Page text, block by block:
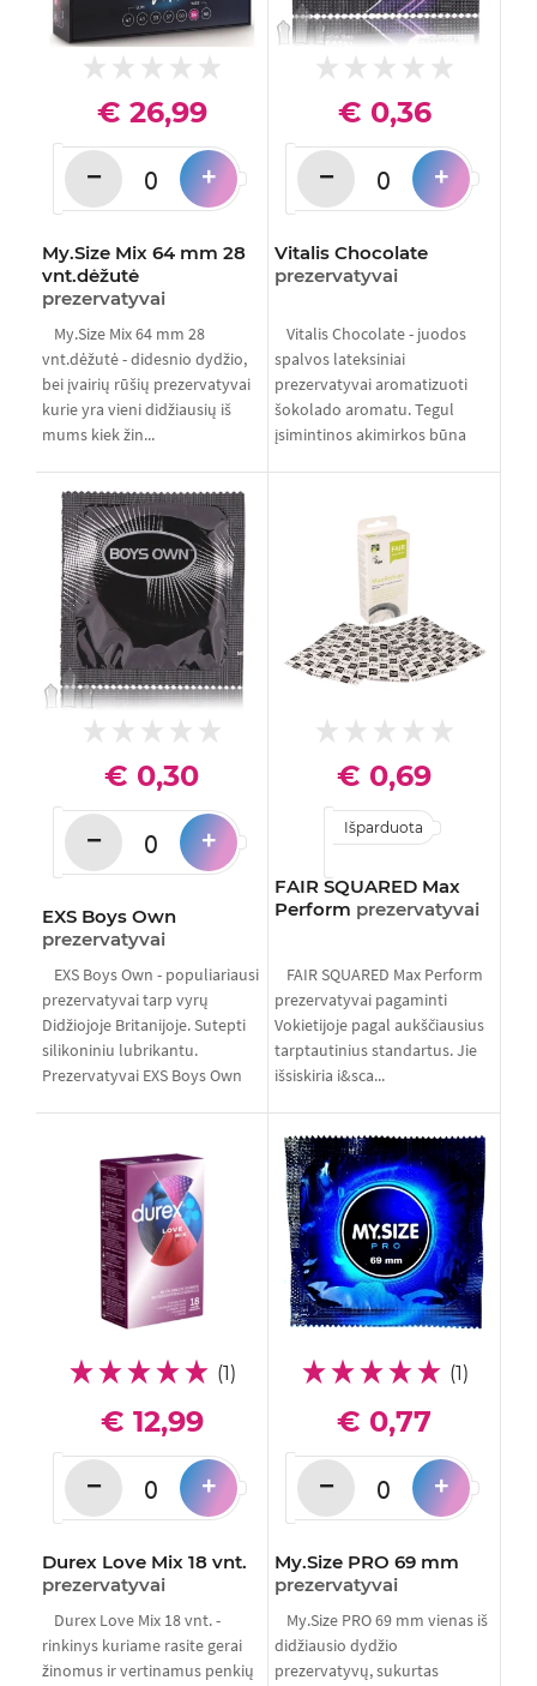
My.Size Mix 64 mm 28
vnt.dėžutė
prezervatyvai
€ 26,99
− +
My.Size Mix 64 mm 28
vnt.dėžutė - didesnio dydžio,
bei įvairių rūšių prezervatyvai
kurie yra vieni didžiausių iš
mums kiek žin...
Vitalis Chocolate
prezervatyvai
€ 0,36
− +
Vitalis Chocolate - juodos
spalvos lateksiniai
prezervatyvai aromatizuoti
šokolado aromatu. Tegul
įsimintinos akimirkos būna
EXS Boys Own
prezervatyvai
€ 0,30
− +
EXS Boys Own - populiariausi
prezervatyvai tarp vyrų
Didžiojoje Britanijoje. Sutepti
silikoniniu lubrikantu.
Prezervatyvai EXS Boys Own
FAIR SQUARED Max
Perform prezervatyvai
€ 0,69
Išparduota
FAIR SQUARED Max Perform
prezervatyvai pagaminti
Vokietijoje pagal aukščiausius
tarptautinius standartus. Jie
išsiskiria i&sca...
(1)
Durex Love Mix 18 vnt.
prezervatyvai
€ 12,99
− +
Durex Love Mix 18 vnt. -
rinkinys kuriame rasite gerai
žinomus ir vertinamus penkių
(1)
My.Size PRO 69 mm
prezervatyvai
€ 0,77
− +
My.Size PRO 69 mm vienas iš
didžiausio dydžio
prezervatyvų, sukurtas